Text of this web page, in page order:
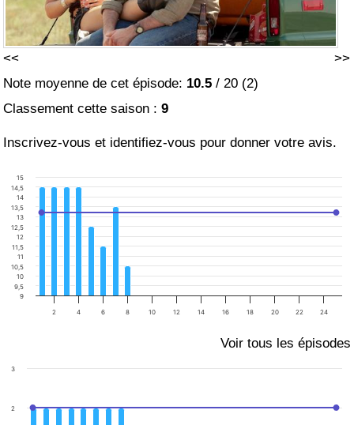
<<
>>
Note moyenne de cet épisode: 10.5 / 20 (2)
Classement cette saison :9
Inscrivez-vous et identifiez-vous pour donner votre avis.
2 4 6 8 10 12 14 16 18 20 22 24
9
9,5
10
10,5
11
11,5
12
12,5
13
13,5
14
14,5
15
Voir tous les épisodes
2
3